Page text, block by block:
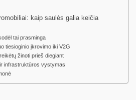
kaip saulės galia keičia
tai prasminga
tiesioginio įkrovimo iki V2G
žinoti prieš diegiant
infrastruktūros vystymas